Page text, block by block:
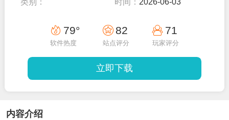
类别： 时间： 2026-06-03
79°
软件热度
82
站点评分
71
玩家评分
立即下载
内容介绍